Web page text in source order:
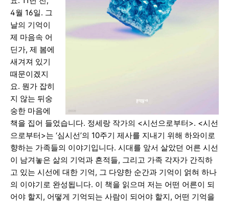
4월 16일. 그
날의 기억이
제 마음속 어
딘가, 제 봄에
새겨져 있기
때문이겠지
요. 뭔가 잡히
지 않는 뒤숭
숭한 마음에
책을 집어 들었습니다. 정세랑 작가의 <시선으로부터>. <시선
으로부터>는 ‘심시선’의 10주기 제사를 지내기 위해 하와이로
향하는 가족들의 이야기입니다. 시대를 앞서 살았던 어른 시선
이 남겨놓은 삶의 기억과 흔적들, 그리고 가족 각자가 간직하
고 있는 시선에 대한 기억, 그 다양한 순간과 기억이 얽혀 하나
의 이야기로 완성됩니다. 이 책을 읽으며 저는 어떤 어른이 되
어야 할지, 어떻게 기억되는 사람이 되어야 할지, 어떤 기억을